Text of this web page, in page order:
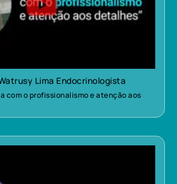
Lima Endocrinologista
com o profissionalismo e atenção aos